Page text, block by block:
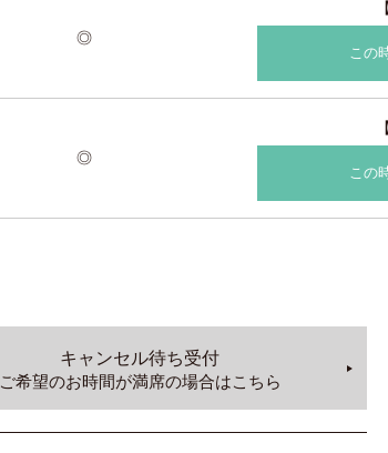
◎
この
◎
この
キャンセル待ち受付
ご希望のお時間が満席の場合はこちら